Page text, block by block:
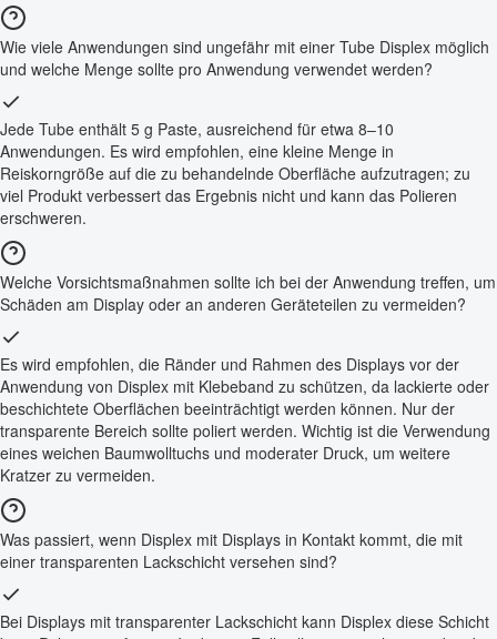
Wie viele Anwendungen sind ungefähr mit einer Tube Displex möglich
und welche Menge sollte pro Anwendung verwendet werden?
Jede Tube enthält 5 g Paste, ausreichend für etwa 8–10
Anwendungen. Es wird empfohlen, eine kleine Menge in
Reiskorngröße auf die zu behandelnde Oberfläche aufzutragen; zu
viel Produkt verbessert das Ergebnis nicht und kann das Polieren
erschweren.
Welche Vorsichtsmaßnahmen sollte ich bei der Anwendung treffen, um
Schäden am Display oder an anderen Geräteteilen zu vermeiden?
Es wird empfohlen, die Ränder und Rahmen des Displays vor der
Anwendung von Displex mit Klebeband zu schützen, da lackierte oder
beschichtete Oberflächen beeinträchtigt werden können. Nur der
transparente Bereich sollte poliert werden. Wichtig ist die Verwendung
eines weichen Baumwolltuchs und moderater Druck, um weitere
Kratzer zu vermeiden.
Was passiert, wenn Displex mit Displays in Kontakt kommt, die mit
einer transparenten Lackschicht versehen sind?
Bei Displays mit transparenter Lackschicht kann Displex diese Schicht